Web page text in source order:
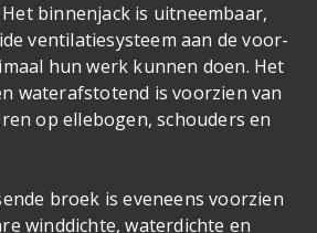
binnenjack is uitneembaar,
ventilatiesysteem aan de voor-
hun werk kunnen doen. Het
waterafstotend is voorzien van
op ellebogen, schouders en
broek is eveneens voorzien
winddichte, waterdichte en